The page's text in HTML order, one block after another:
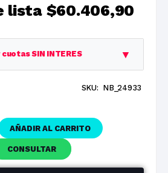
lista $60.406,90
cuotas SIN INTERES ▼
Total
$20.135,63 $60.406,90
$10.067,82
SKU: NB_24933
AÑADIR AL CARRITO
CONSULTAR